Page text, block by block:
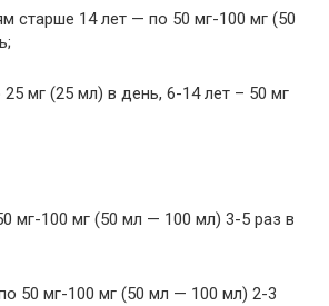
старше 14 лет — по 50 мг-100 мг (50
мг (25 мл) в день, 6-14 лет – 50 мг
мг-100 мг (50 мл — 100 мл) 3-5 раз в
50 мг-100 мг (50 мл — 100 мл) 2-3